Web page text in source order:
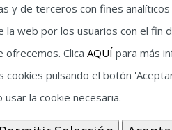
agotando entradas
y épica guitarrera
y de terceros con fines
la web por los usuarios con el fin
Clica AQUÍ para más
cookies pulsando el botón
la cookie necesaria.